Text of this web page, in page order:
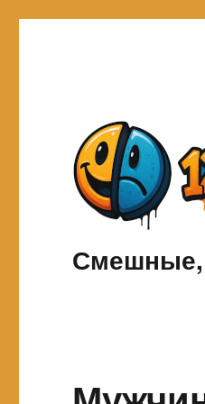
Смешные,